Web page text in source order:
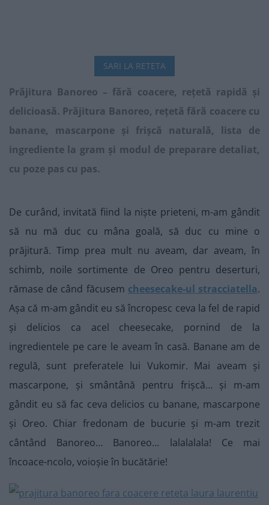
SARI LA RETETA
Prăjitura Banoreo – fără coacere, rețetă rapidă și
delicioasă. Prăjitura Banoreo, rețetă fără coacere cu
banane, mascarpone și frișcă naturală, lista de
ingrediente la gram și modul de preparare detaliat,
cu poze pas cu pas.
De curând, invitată fiind la niște prieteni, m-am gândit
să nu mă duc cu mâna goală, să duc cu mine o
prăjitură. Timp prea mult nu aveam, dar aveam, în
schimb, noile sortimente de Oreo pentru deserturi,
rămase de când făcusem cheesecake-ul stracciatella.
Așa că m-am gândit eu să încropesc ceva la fel de rapid
și delicios ca acel cheesecake, pornind de la
ingredientele pe care le aveam în casă. Banane am de
regulă, sunt preferatele lui Vukomir. Mai aveam și
mascarpone, și smântână pentru frișcă… și m-am
gândit eu să fac ceva delicios cu banane, mascarpone
și Oreo. Chiar fredonam de bucurie și m-am trezit
cântând Banoreo… Banoreo… lalalalala! Ce mai
încoace-ncolo, voioșie în bucătărie!